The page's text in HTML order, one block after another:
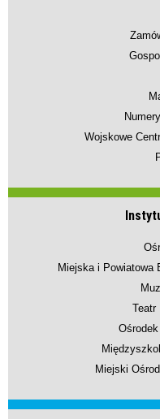
Wojskowe
Miejska i Powiatowa
Teatr
Miejski